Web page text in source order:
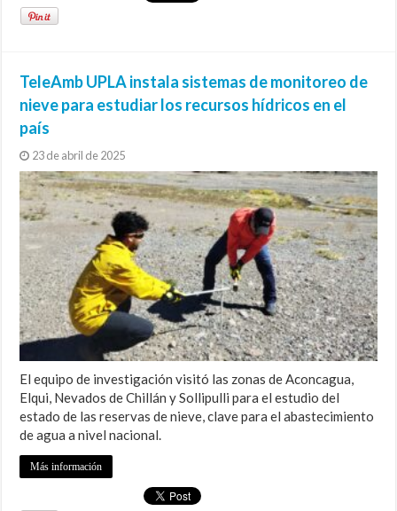
TeleAmb UPLA instala sistemas de monitoreo de
nieve para estudiar los recursos hídricos en el
país
23 de abril de 2025
El equipo de investigación visitó las zonas de Aconcagua,
Elqui, Nevados de Chillán y Sollipulli para el estudio del
estado de las reservas de nieve, clave para el abastecimiento
de agua a nivel nacional.
Más información